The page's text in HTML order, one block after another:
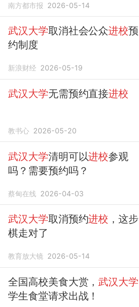
南方都市报 2026-05-14
武汉大学取消社会公众进校预
约制度
新浪财经 2026-05-19
武汉大学无需预约直接进校
教书心 2026-05-20
武汉大学清明可以进校参观
吗？需要预约吗？
蔡甸在线 2026-04-03
武汉大学取消预约进校 ，这步
棋走对了
教育放大镜 2026-05-14
全国高校美食大赏，武汉大学
学生食堂请求出战！